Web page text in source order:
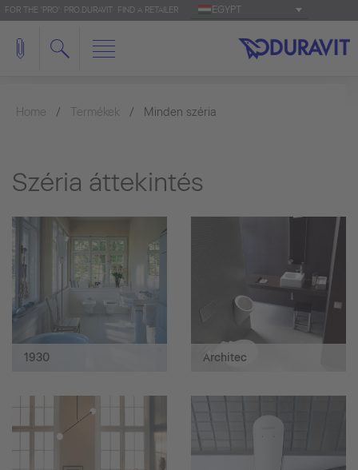
FOR THE 'PRO': PRO.DURAVIT FIND A RETAILER EGYPT
Home Termékek Minden széria
Széria áttekintés
1930 Architec